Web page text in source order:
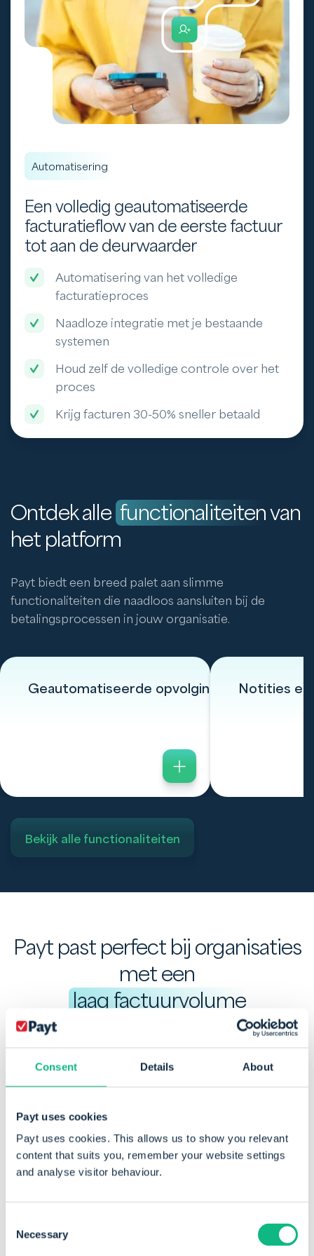
Consent Details About
Payt uses cookies
Payt uses cookies. This allows us to show you relevant
content that suits you, remember your website settings
and analyse visitor behaviour.
Selection
Necessary
Automatisering
Een volledig geautomatiseerde
facturatieflow van de eerste factuur
tot aan de deurwaarder
Automatisering van het volledige
facturatieproces
Naadloze integratie met je bestaande
systemen
Houd zelf de volledige controle over het
proces
Krijg facturen 30-50% sneller betaald
Ontdek alle functionaliteitenvan
het platform
Payt biedt een breed palet aan slimme
functionaliteiten die naadloos aansluiten bij de
betalingsprocessen in jouw organisatie.
Geautomatiseerde opvolging Notities
Bekijk alle functionaliteiten
Payt past perfect bij organisaties
met een
laag factuurvolume